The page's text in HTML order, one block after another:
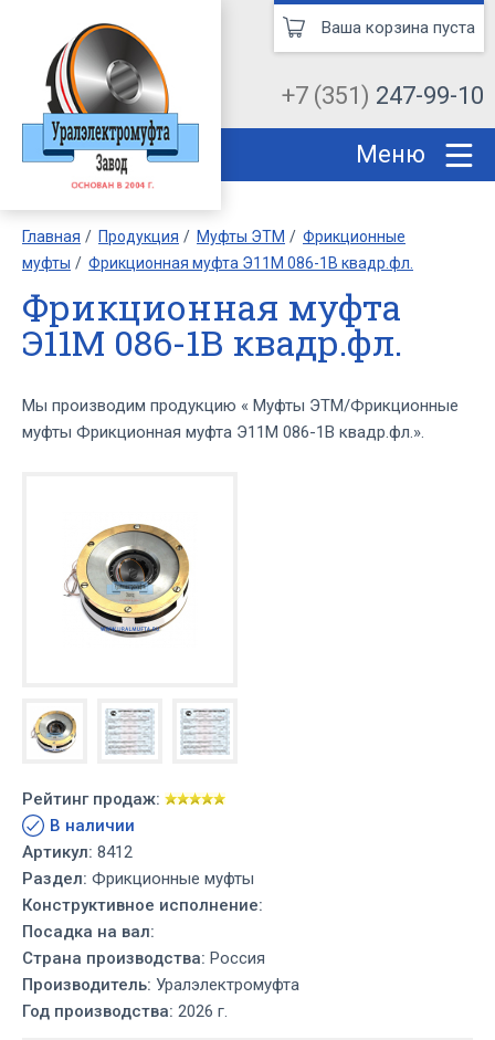
+7 (351) 247-99-10
Ваша корзина пуста
Меню
Главная Продукция Муфты ЭТМ
Фрикционные
муфты
Фрикционная муфта Э11М 086-1В квадр.фл.
Фрикционная муфта
Э11М 086-1В квадр.фл.
Мы производим продукцию « Муфты ЭТМ/Фрикционные
муфты Фрикционная муфта Э11М 086-1В квадр.фл.».
Рейтинг продаж:
В наличии
Артикул: 8412
Раздел: Фрикционные муфты
Конструктивное исполнение:
Посадка на вал:
Страна производства: Россия
Производитель: Уралэлектромуфта
Год производства: 2026 г.